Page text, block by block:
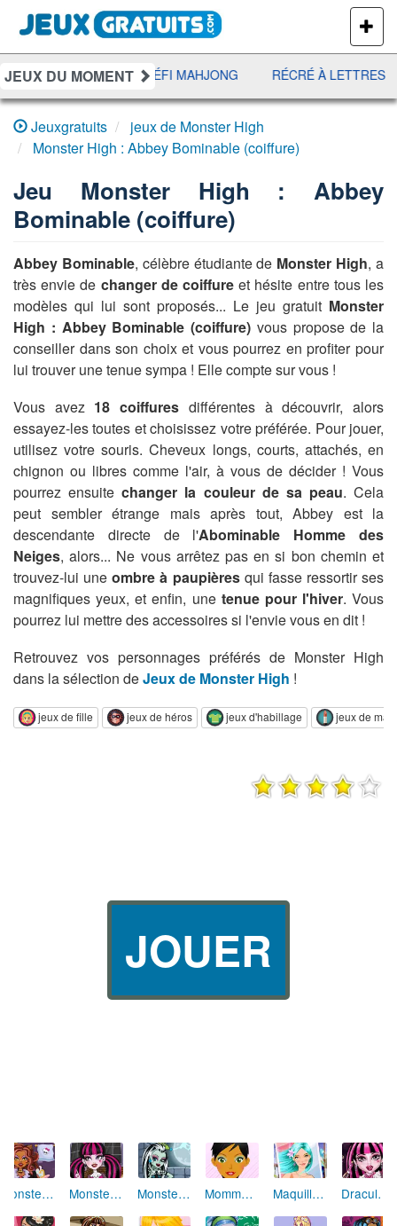
PLUS
DE
JEUX
JEUX DU MOMENT
UNO DISCO DÉFI MAHJONG RÉCRÉ À LETTRES
Jeuxgratuits
jeux de Monster High
Monster High : Abbey Bominable (coiffure)
Jeu Monster High : Abbey
Bominable (coiffure)
Abbey Bominable, célèbre étudiante de Monster High, a
très envie de changer de coiffure et hésite entre tous les
modèles qui lui sont proposés... Le jeu gratuit Monster
High : Abbey Bominable (coiffure) vous propose de la
conseiller dans son choix et vous pourrez en profiter pour
lui trouver une tenue sympa ! Elle compte sur vous !
Vous avez 18 coiffures différentes à découvrir, alors
essayez-les toutes et choisissez votre préférée. Pour jouer,
utilisez votre souris. Cheveux longs, courts, attachés, en
chignon ou libres comme l'air, à vous de décider ! Vous
pourrez ensuitechanger la couleur de sa peau. Cela
peut sembler étrange mais après tout, Abbey est la
descendante directe de l'Abominable Homme des
Neiges, alors... Ne vous arrêtez pas en si bon chemin et
trouvez-lui uneombre à paupièresqui fasse ressortir ses
magnifiques yeux, et enfin, une tenue pour l'hiver. Vous
pourrez lui mettre des accessoires si l'envie vous en dit !
Retrouvez vos personnages préférés de Monster High
dans la sélection deJeux de Monster High !
jeux de fille jeux de héros jeux d'habillage jeux de
JOUER
Monster High : Clawdeen Wolf (maquillage) Monster High : Draculaura (maquillage) Monster High : Frankie Stein (maquillage) Mommy MakeOver Maquillage d'ado Draculaura (Monster High) Coiffure tendance